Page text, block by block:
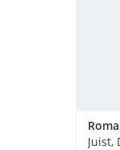
Juist,